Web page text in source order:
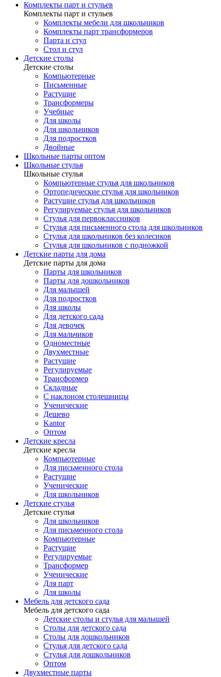
Комплекты парт и стульев
Комплекты парт и стульев
Комплекты мебели для школьников
Комплекты парт трансформеров
Парта и стул
Стол и стул
Детские столы
Детские столы
Компьютерные
Письменные
Растущие
Трансформеры
Учебные
Для школы
Для школьников
Для подростков
Двойные
Школьные парты оптом
Школьные стулья
Школьные стулья
Компьютерные стулья для школьников
Ортопедические стулья для школьников
Растущие стулья для школьников
Регулируемые стулья для школьников
Стулья для первоклассников
Стулья для письменного стола для школьников
Стулья для школьников без колесиков
Стулья для школьников с подножкой
Детские парты для дома
Детские парты для дома
Парты для школьников
Парты для дошкольников
Для малышей
Для подростков
Для школы
Для детского сада
Для девочек
Для мальчиков
Одноместные
Двухместные
Растущие
Регулируемые
Трансформер
Складные
С наклоном столешницы
Ученические
Дешево
Kantor
Оптом
Детские кресла
Детские кресла
Компьютерные
Для письменного стола
Растущие
Ученические
Для школьников
Детские стулья
Детские стулья
Для школьников
Для письменного стола
Компьютерные
Растущие
Регулируемые
Трансформер
Ученические
Для парт
Для школы
Мебель для детского сада
Мебель для детского сада
Детские столы и стулья для малышей
Столы для детского сада
Столы для дошкольников
Стулья для детского сада
Стулья для дошкольников
Оптом
Двухместные парты